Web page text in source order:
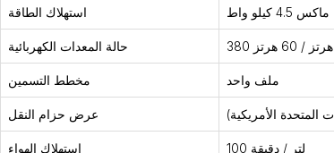
استهلاك الطاقة ماكس 4.5 كيلو واط
حالة المعدات الكهربائية
مخطط التسمين ملف واحد
عرض حزام النقل
استهلاك الهواء 100 لتر / دقيقة